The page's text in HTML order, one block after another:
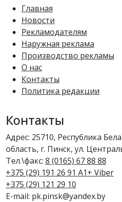
Главная
Новости
Рекламодателям
Наружная реклама
Производство рекламы
О нас
Контакты
Политика редакции
Контакты
Адрес: 25710, Республика
область, г. Пинск, ул.
Тел.\факс: 8 (0165) 67 88 88
+375 (29) 191 26 91 A1+ Viber
+375 (29) 121 29 10
E-mail: pk.pinsk@yandex.by